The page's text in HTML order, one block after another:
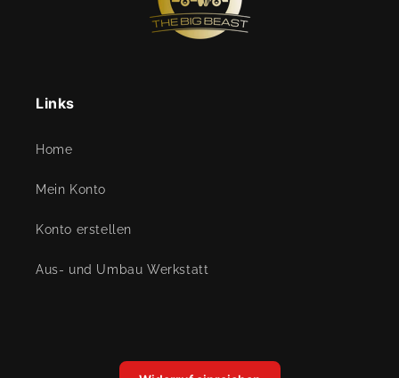
Links
Home
Mein Konto
Konto erstellen
Aus- und Umbau Werkstatt